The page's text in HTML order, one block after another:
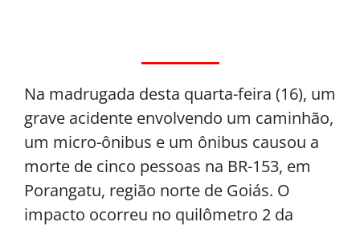
Na madrugada desta quarta-feira (16), um
grave acidente envolvendo um caminhão,
um micro-ônibus e um ônibus causou a
morte de cinco pessoas na BR-153, em
Porangatu, região norte de Goiás. O
impacto ocorreu no quilômetro 2 da